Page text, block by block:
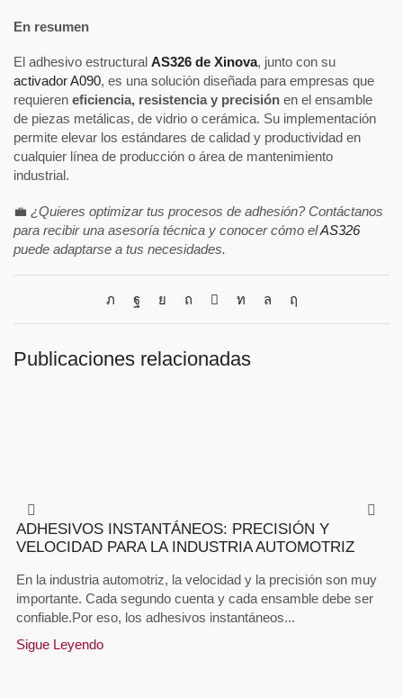
En resumen
El adhesivo estructural AS326 de Xinova, junto con su
activador A090, es una solución diseñada para empresas que
requieren eficiencia, resistencia y precisión en el ensamble
de piezas metálicas, de vidrio o cerámica. Su implementación
permite elevar los estándares de calidad y productividad en
cualquier línea de producción o área de mantenimiento
industrial.
💼 ¿Quieres optimizar tus procesos de adhesión? Contáctanos
para recibir una asesoría técnica y conocer cómo elAS326
puede adaptarse a tus necesidades.
Publicaciones relacionadas
ADHESIVOS INSTANTÁNEOS: PRECISIÓN Y
VELOCIDAD PARA LA INDUSTRIA AUTOMOTRIZ
En la industria automotriz, la velocidad y la precisión son muy
importante. Cada segundo cuenta y cada ensamble debe ser
confiable.Por eso, los adhesivos instantáneos...
Sigue Leyendo